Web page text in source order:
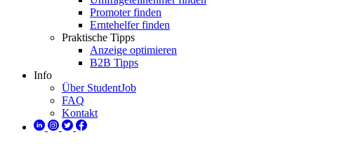
Promoter finden
Erntehelfer finden
Praktische Tipps
Anzeige optimieren
B2B Tipps
Info
Über StudentJob
FAQ
Kontakt